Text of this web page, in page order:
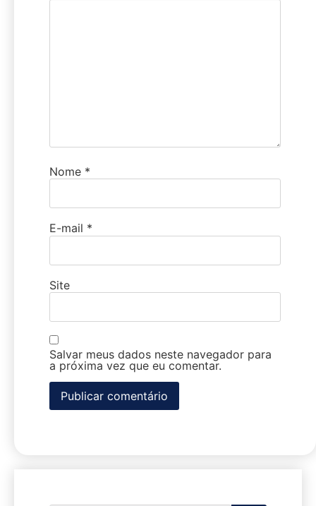
Nome *
E-mail *
Site
Salvar meus dados neste navegador para
a próxima vez que eu comentar.